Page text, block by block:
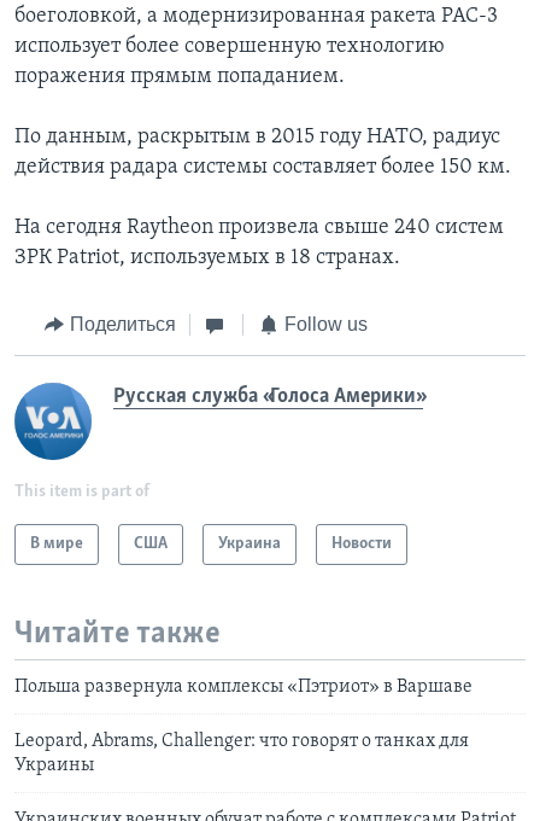
боеголовкой, а модернизированная ракета PAC-3
использует более совершенную технологию
поражения прямым попаданием.
По данным, раскрытым в 2015 году НАТО, радиус
действия радара системы составляет более 150 км.
На сегодня Raytheon произвела свыше 240 систем
ЗРК Patriot, используемых в 18 странах.
Поделиться Follow us
Русская служба «Голоса Америки»
This item is part of
В мире США Украина Новости
Читайте также
Польша развернула комплексы «Пэтриот» в Варшаве
Leopard, Abrams, Challenger: что говорят о танках для
Украины